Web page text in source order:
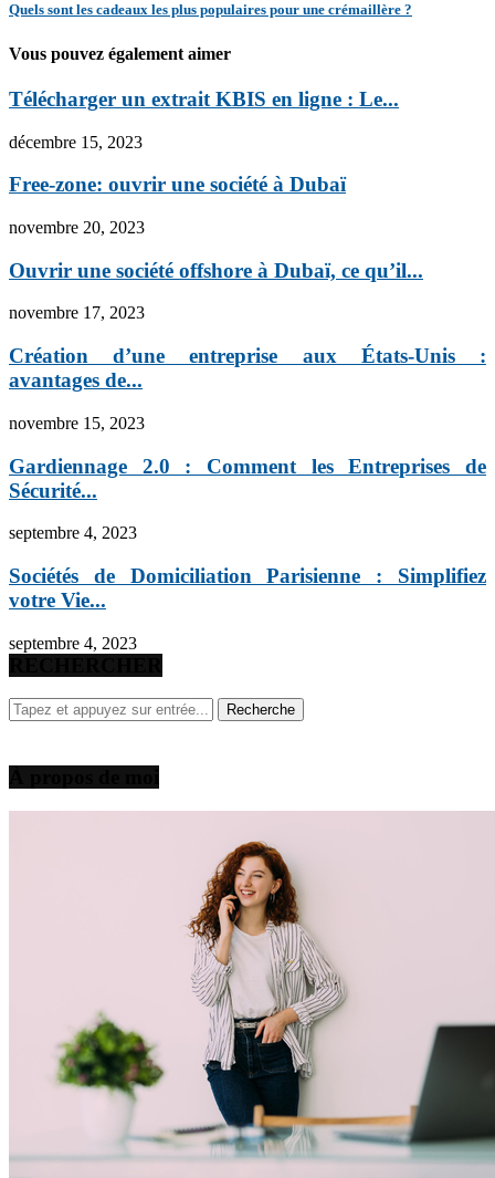
Quels sont les cadeaux les plus populaires pour une crémaillère ?
Vous pouvez également aimer
Télécharger un extrait KBIS en ligne : Le...
décembre 15, 2023
Free-zone: ouvrir une société à Dubaï
novembre 20, 2023
Ouvrir une société offshore à Dubaï, ce qu’il...
novembre 17, 2023
Création d’une entreprise aux États-Unis :
avantages de...
novembre 15, 2023
Gardiennage 2.0 : Comment les Entreprises de
Sécurité...
septembre 4, 2023
Sociétés de Domiciliation Parisienne : Simplifiez
votre Vie...
septembre 4, 2023